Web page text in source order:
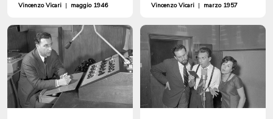
Vincenzo Vicari | maggio 1946 Vincenzo Vicari | marzo 1957